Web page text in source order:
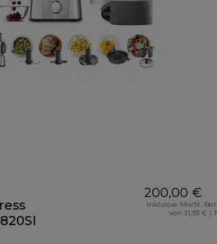
200,00 €
Inklusive MwSt.-
von 31,93 € (